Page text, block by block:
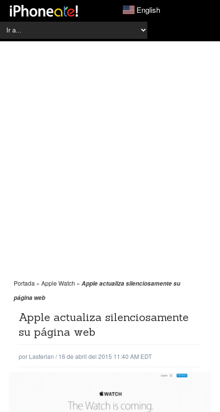
English
Portada » Apple Watch » Apple actualiza silenciosamente su
página web
Apple actualiza silenciosamente
su página web
por Lasterlan /16 de abril del 2015 11:40 AM EDT